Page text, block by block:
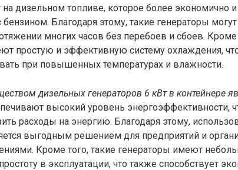
дизельном топливе, которое более экономично и
Благодаря этому, такие генераторы могут
многих часов без перебоев и сбоев. Кроме
простую и эффективную систему охлаждения,
при повышенных температурах и влажности.
дизельных генераторов 6 кВт в контейнере
высокий уровень энергоэффективности,
расходы на энергию. Благодаря этому,
выгодным решением для предприятий и
Кроме того, такие генераторы имеют
в эксплуатации, что также способствует